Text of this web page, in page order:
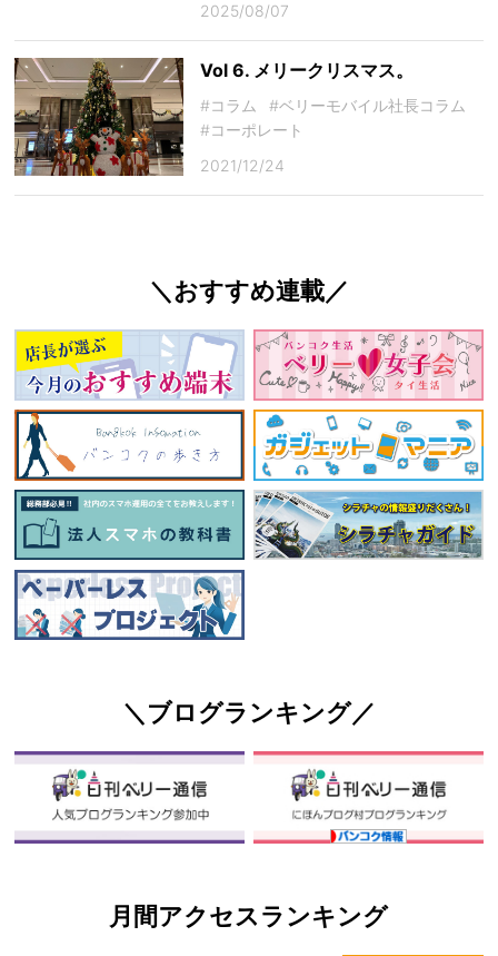
2025/08/07
Vol 6. メリークリスマス。
#コラム
#ベリーモバイル社長コラム
#コーポレート
2021/12/24
＼おすすめ連載／
＼ブログランキング／
月間アクセスランキング